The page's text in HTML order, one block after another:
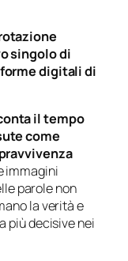
singolo di
digitali di
il tempo
come
immagini
parole non
la verità e
più decisive nei